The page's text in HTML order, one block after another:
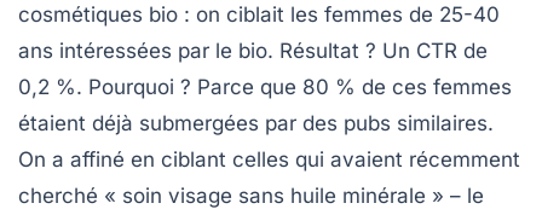
cosmétiques bio : on ciblait les femmes de 25-40
ans intéressées par le bio. Résultat ? Un CTR de
0,2 %. Pourquoi ? Parce que 80 % de ces femmes
étaient déjà submergées par des pubs similaires.
On a affiné en ciblant celles qui avaient récemment
cherché « soin visage sans huile minérale » – le